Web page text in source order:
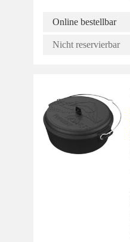
Online bestellbar
Nicht reservierbar